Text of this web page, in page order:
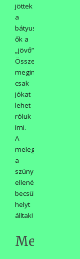
jöttek
a
bátyussal,
ők a
„jövő”!
Összességében
megint
csak
jókat
lehet
róluk
írni.
A
meleg,
a
szúnyogok
ellenére
becsülettel
helyt
álltak!
Meglátszik